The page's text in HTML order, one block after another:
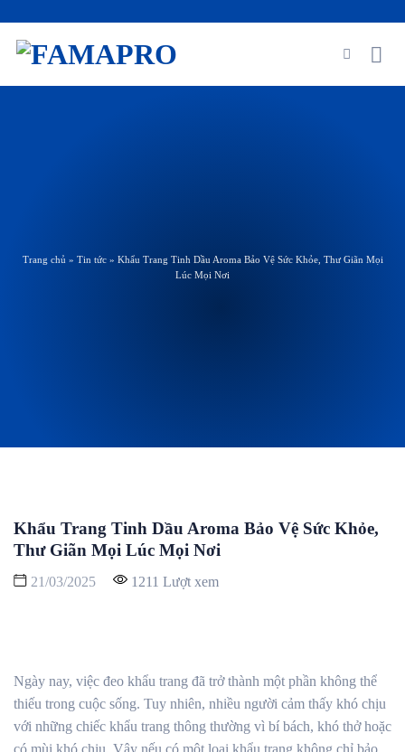
Trang chủ » Tin tức» Khẩu Trang Tinh Dầu Aroma Bảo Vệ Sức Khỏe, Thư Giãn Mọi
Lúc Mọi Nơi
Khẩu Trang Tinh Dầu Aroma Bảo Vệ Sức Khỏe,
Thư Giãn Mọi Lúc Mọi Nơi
21/03/2025 1211 Lượt xem
Ngày nay, việc đeo khẩu trang đã trở thành một phần không thể
thiếu trong cuộc sống. Tuy nhiên, nhiều người cảm thấy khó chịu
với những chiếc khẩu trang thông thường vì bí bách, khó thở hoặc
có mùi khó chịu. Vậy nếu có một loại khẩu trang không chỉ bảo